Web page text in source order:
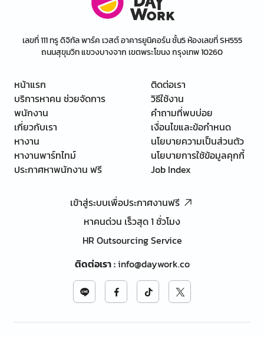
เลขที่ 111 ทรู ดิจิทัล พาร์ค เวสต์ อาคารยูนิคอร์น ชั้น5 ห้องเลขที่ SH555
ถนนสุขุมวิท แขวงบางจาก เขตพระโขนง กรุงเทพ 10260
หน้าแรก
บริการหาคน ช่วยจัดการ
พนักงาน
เกี่ยวกับเรา
หางาน
หางานพาร์ทไทม์
ประกาศหาพนักงาน ฟรี
ติดต่อเรา
วิธีใช้งาน
คำถามที่พบบ่อย
เงื่อนไขและข้อกำหนด
นโยบายความเป็นส่วนตัว
นโยบายการใช้ข้อมูลคุกกี้
Job Index
เข้าสู่ระบบเพื่อประกาศงานฟรี
หาคนด่วน เร็วสุด 1 ชั่วโมง
HR Outsourcing Service
ติดต่อเรา:info@daywork.co